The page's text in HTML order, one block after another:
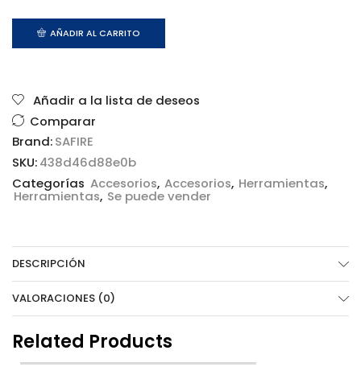
AÑADIR AL CARRITO
Añadir a la lista de deseos
Comparar
Brand:SAFIRE
SKU:438d46d88e0b
Categorías Accesorios, Accesorios, Herramientas,
Herramientas, Se puede vender
DESCRIPCIÓN
VALORACIONES (0)
Related Products